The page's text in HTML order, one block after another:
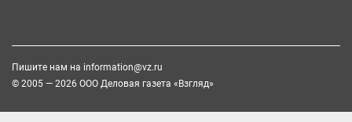
Пишите нам на information@vz.ru
© 2005 — 2026 ООО Деловая газета «Взгляд»